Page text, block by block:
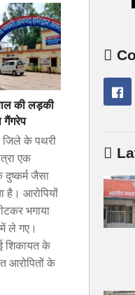
की लड़की
गैंगरेप
जिले के पथरी
एक
दुष्कर्म जैसा
है। आरोपियों
भगाया
ले गए।
शिकायत के
आरोपितों के